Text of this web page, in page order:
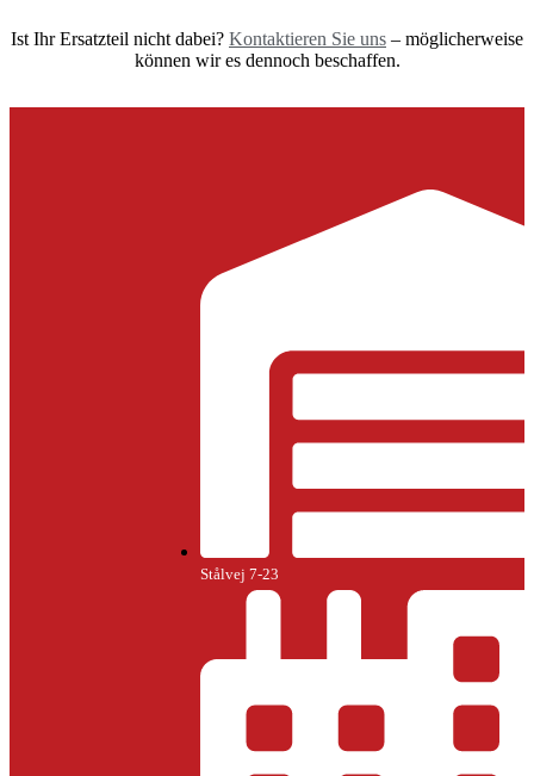
Ist Ihr Ersatzteil nicht dabei? Kontaktieren Sie uns – möglicherweise
können wir es dennoch beschaffen.
Stålvej 7-23